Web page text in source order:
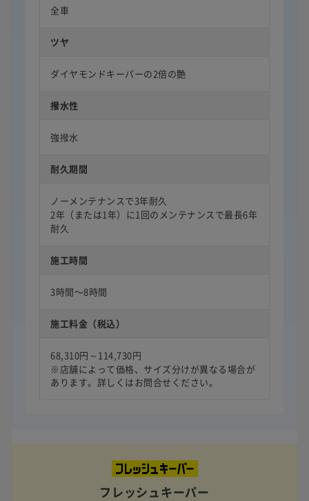
全車
ツヤ
ダイヤモンドキーパーの2倍の艶
撥水性
強撥水
耐久期間
ノーメンテナンスで3年耐久
2年（または1年）に1回のメンテナンスで最長6年
耐久
施工時間
3時間〜8時間
施工料金（税込）
68,310円～114,730円
※店舗によって価格、サイズ分けが異なる場合が
あります。詳しくはお問合せください。
フレッシュキーパー